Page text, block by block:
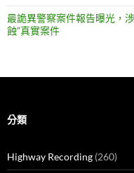
最詭異警察案件報告曝光，
蝕”真實案件
分類
Highway Recording (260)